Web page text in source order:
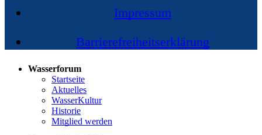
Impressum
Barrierefreiheitserklärung
Wasserforum
Startseite
Aktuelles
WasserKultur
Historie
Mitglied werden